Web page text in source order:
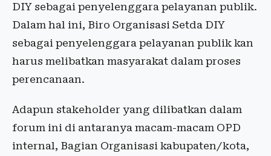
DIY sebagai penyelenggara pelayanan publik.
Dalam hal ini, Biro Organisasi Setda DIY
sebagai penyelenggara pelayanan publik kan
harus melibatkan masyarakat dalam proses
perencanaan.
Adapun stakeholder yang dilibatkan dalam
forum ini di antaranya macam-macam OPD
internal, Bagian Organisasi kabupaten/kota,